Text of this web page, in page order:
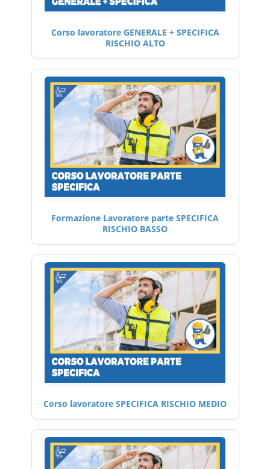
Corso lavoratore GENERALE + SPECIFICA
RISCHIO ALTO
Formazione Lavoratore parte SPECIFICA
RISCHIO BASSO
Corso lavoratore SPECIFICA RISCHIO MEDIO